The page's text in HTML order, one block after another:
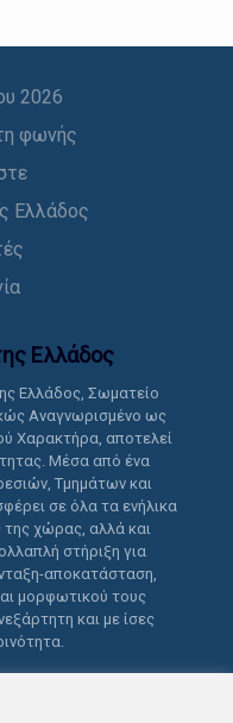
2026
φωνής
Ελλάδος
Ελλάδoς
Ελλάδος, Σωματείο
Αναγνωρισμένο ως
Χαρακτήρα, αποτελεί
Μέσα από ένα
Τμημάτων και
σε όλα τα ενήλικα
χώρας, αλλά και
στήριξη για
αποκατάσταση,
μορφωτικού τους
και με ίσες